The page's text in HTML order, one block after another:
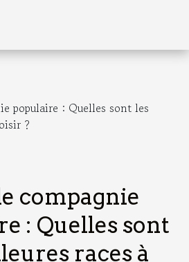
populaire : Quelles sont les
?
compagnie
: Quelles sont
races à